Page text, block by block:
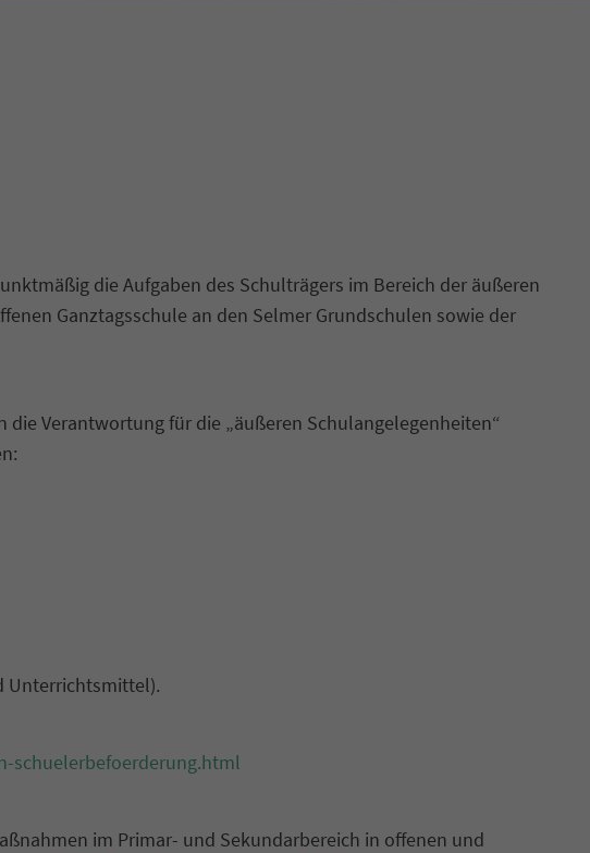
die Aufgaben des Schulträgers im Bereich der äußeren
Ganztagsschule an den Selmer Grundschulen sowie der
Verantwortung für die „äußeren Schulangelegenheiten“
Unterrichtsmittel).
schuelerbefoerderung.html
im Primar- und Sekundarbereich in offenen und